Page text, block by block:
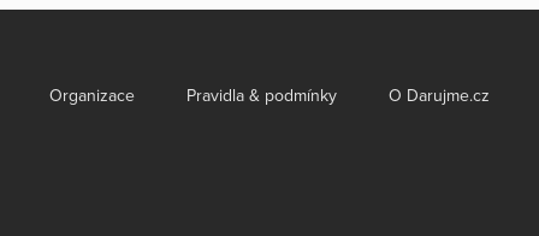
Organizace Pravidla & podmínky O Darujme.cz